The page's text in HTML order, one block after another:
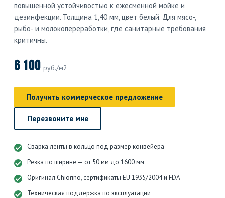
повышенной устойчивостью к ежесменной мойке и
дезинфекции. Толщина 1,40 мм, цвет белый. Для мясо-,
рыбо- и молокопереработки, где санитарные требования
критичны.
6 100 руб./м2
Получить коммерческое предложение
Перезвоните мне
Сварка ленты в кольцо под размер конвейера
Резка по ширине — от 50 мм до 1600 мм
Оригинал Chiorino, сертификаты EU 1935/2004 и FDA
Техническая поддержка по эксплуатации